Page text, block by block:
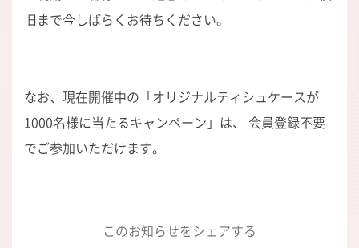
旧まで今しばらくお待ちください。
なお、現在開催中の「オリジナルティシュケースが
1000名様に当たるキャンペーン」は、 会員登録不要
でご参加いただけます。
このお知らせをシェアする